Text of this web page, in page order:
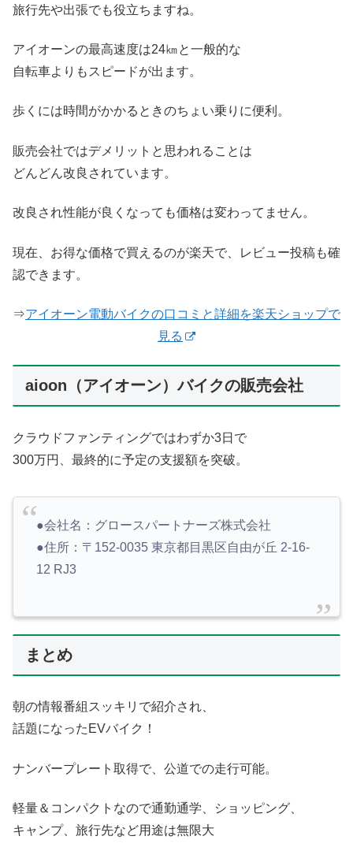
旅行先や出張でも役立ちますね。
アイオーンの最高速度は24㎞と一般的な
自転車よりもスピードが出ます。
歩くには時間がかかるときのちょい乗りに便利。
販売会社ではデメリットと思われることは
どんどん改良されています。
改良され性能が良くなっても価格は変わってません。
現在、お得な価格で買えるのが楽天で、レビュー投稿も確
認できます。
⇒アイオーン電動バイクの口コミと詳細を楽天ショップで
見る
aioon（アイオーン）バイクの販売会社
クラウドファンティングではわずか3日で
300万円、最終的に予定の支援額を突破。
●会社名：グロースパートナーズ株式会社
●住所：〒152-0035 東京都目黒区自由が丘 2-16-
12 RJ3
まとめ
朝の情報番組スッキリで紹介され、
話題になったEVバイク！
ナンバープレート取得で、公道での走行可能。
軽量＆コンパクトなので通勤通学、ショッピング、
キャンプ、旅行先など用途は無限大